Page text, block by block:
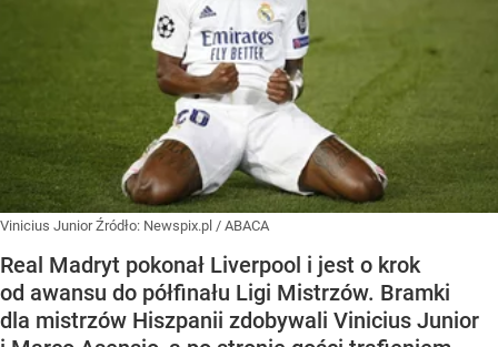
Vinicius JuniorŹródło: Newspix.pl / ABACA
Real Madryt pokonał Liverpool i jest o krok
od awansu do półfinału Ligi Mistrzów. Bramki
dla mistrzów Hiszpanii zdobywali Vinicius Junior